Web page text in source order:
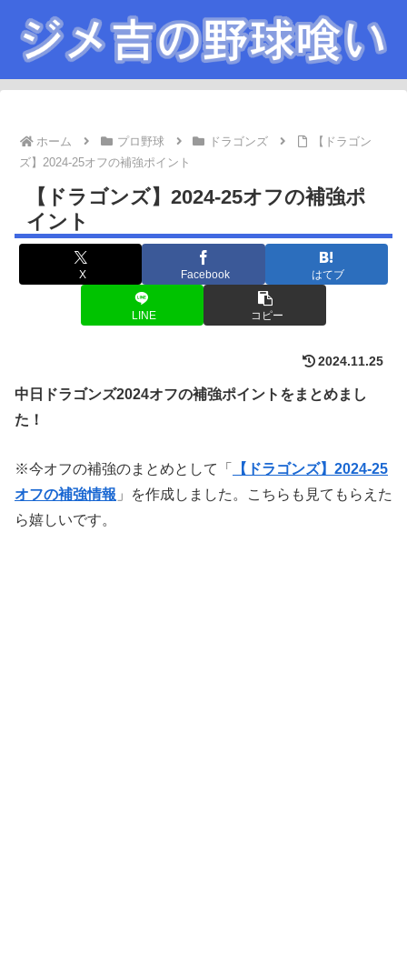
ホーム プロ野球 ドラゴンズ
【ドラゴン
ズ】2024-25オフの補強ポイント
【ドラゴンズ】2024-25オフの補強ポ
イント
X Facebook はてブ
LINE コピー
2024.11.25
中日ドラゴンズ2024オフの補強ポイントをまとめまし
た！
※今オフの補強のまとめとして「
【ドラゴンズ】2024-25
オフの補強情報 」を作成しました。こちらも見てもらえた
ら嬉しいです。